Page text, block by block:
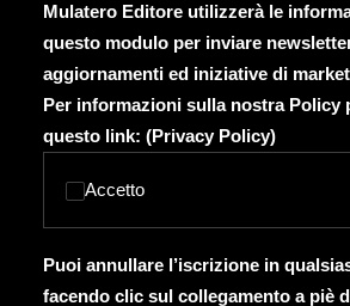
Mulatero Editore utilizzerà le
questo modulo per inviare
aggiornamenti ed iniziative di
Per informazioni sulla nostra Policy
questo link: (Privacy Policy)
Accetto
Puoi annullare l’iscrizione in
facendo clic sul collegamento a piè